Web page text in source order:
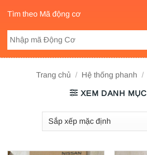
Tìm theo Mã động cơ
Trang chủ / Hệ thống phanh /
XEM DANH MỤC